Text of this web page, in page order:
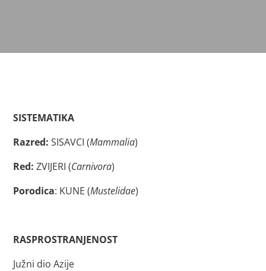
SISTEMATIKA
Razred: SISAVCI (Mammalia)
Red: ZVIJERI (Carnivora)
Porodica: KUNE (Mustelidae)
RASPROSTRANJENOST
Južni dio Azije